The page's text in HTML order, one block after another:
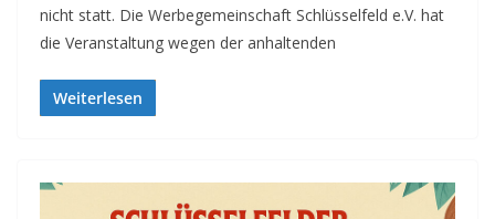
nicht statt. Die Werbegemeinschaft Schlüsselfeld e.V. hat
die Veranstaltung wegen der anhaltenden
Weiterlesen